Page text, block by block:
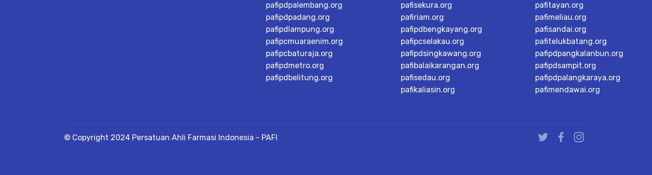
pafipdpalembang.org
pafipdpadang.org
pafipdlampung.org
pafipcmuaraenim.org
pafipcbaturaja.org
pafipdmetro.org
pafipdbelitung.org
pafisekura.org
pafiriam.org
pafipdbengkayang.org
pafipcselakau.org
pafipdsingkawang.org
pafibalaikarangan.org
pafisedau.org
pafikaliasin.org
pafitayan.org
pafimeliau.org
pafisandai.org
pafitelukbatang.org
pafipdpangkalanbun.org
pafipdsampit.org
pafipdpalangkaraya.org
pafimendawai.org
© Copyright 2024 Persatuan Ahli Farmasi Indonesia - PAFI